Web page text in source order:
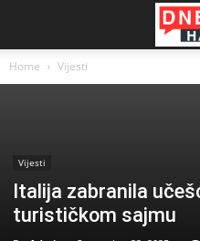
Home Vijesti
Vijesti
Italija zabranila
turističkom sajmu